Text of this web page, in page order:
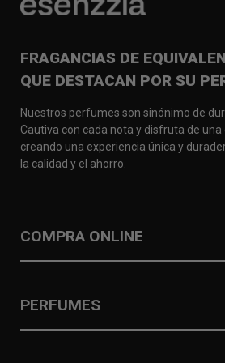
FRAGANCIAS DE
QUE DESTACAN POR SU
Nuestros perfumes son sinónimo de
Cautiva con cada nota y disfruta de
creando una experiencia única y
la calidad y el ahorro.
COMPRA ONLINE
PERFUMES